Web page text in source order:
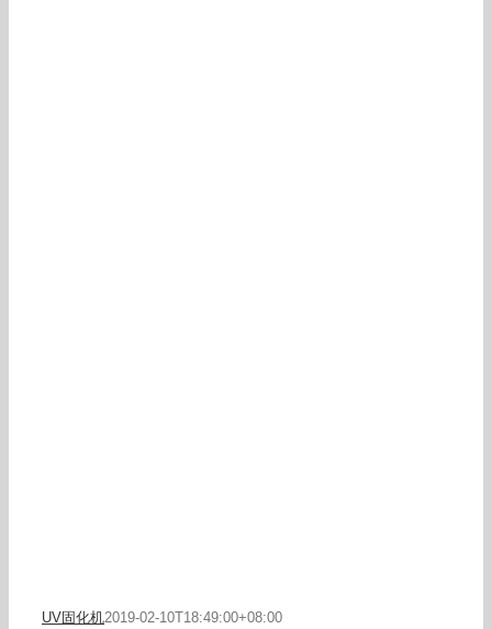
UV固化机2019-02-10T18:49:00+08:00